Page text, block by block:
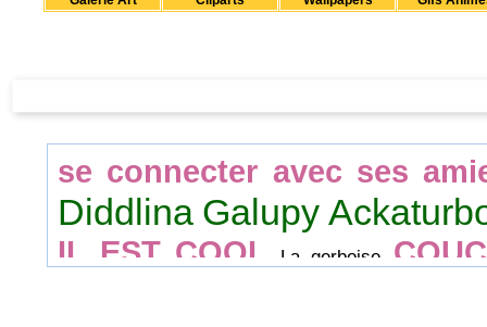
se connecter avec ses
Diddlina Galupy
IL EST COOL La gerboise